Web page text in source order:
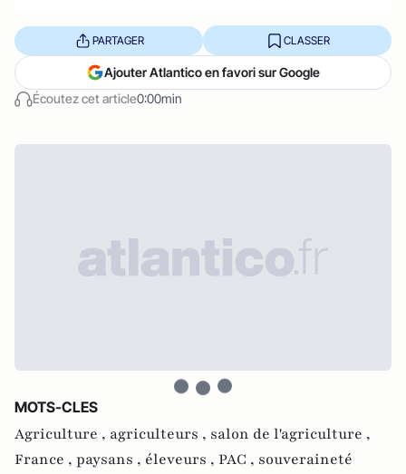
Écoutez cet article0:00min
PARTAGER CLASSER
Ajouter Atlantico en favori sur Google
MOTS-CLES
Agriculture , agriculteurs , salon de l'agriculture ,
France , paysans , éleveurs , PAC , souveraineté